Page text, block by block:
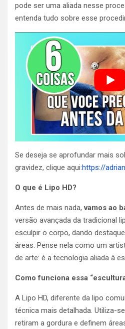
pode ser uma aliada nesse
entenda tudo sobre esse
Se deseja se aprofundar mais
gravidez, clique aqui:https://
O que é Lipo HD?
Antes de mais nada,vamos ao
versão avançada da tradicional
esculpir o corpo, dando
áreas. Pense nela como um
de arte: é a tecnologia aliada à
Como funciona essa
A Lipo HD, diferente da lipo
técnica mais detalhada. Utiliza-
retiram a gordura e definem